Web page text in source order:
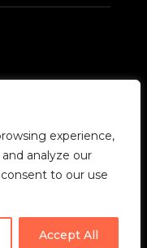
experience,
analyze our
to our use
Accept All